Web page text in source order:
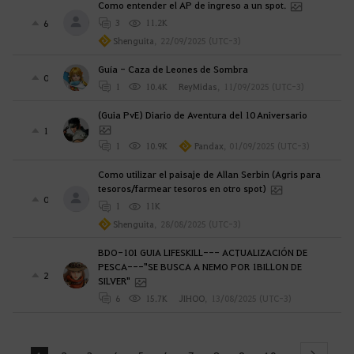
6
Como entender el AP de ingreso a un spot.
3
11.2K
Shenguita
22/09/2025 (UTC-3)
0
Guía - Caza de Leones de Sombra
1 10.4K ReyMidas 11/09/2025 (UTC-3)
1
(Guia PvE) Diario de Aventura del 10 Aniversario
1 10.9K Pandax 01/09/2025 (UTC-3)
0
Como utilizar el paisaje de Allan Serbin (Agris para
tesoros/farmear tesoros en otro spot)
1
11K
Shenguita
28/08/2025 (UTC-3)
2
BDO-101 GUIA LIFESKILL--- ACTUALIZACIÓN DE
PESCA---"SE BUSCA A NEMO POR 1BILLON DE
SILVER"
6 15.7K JIHOO 13/08/2025 (UTC-3)